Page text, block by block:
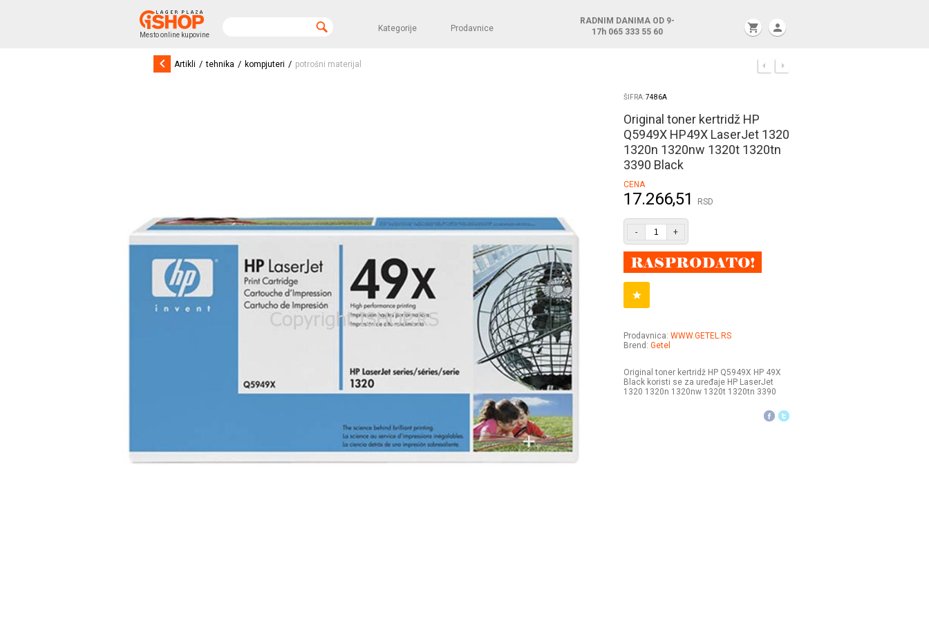
Mesto online kupovine
Kategorije Prodavnice
RADNIM DANIMA OD 9-
17h 065 333 55 60 shopping_cart person
keyboard_arrow_left Artikli / tehnika / kompjuteri / potrošni materijal
ŠIFRA:7486A
Original toner kertridž HP
Q5949X HP49X LaserJet 1320
1320n 1320nw 1320t 1320tn
3390 Black
CENA
17.266,51 RSD
- +
Prodavnica: WWW.GETEL.RS
Brend: Getel
Original toner kertridž HP Q5949X HP 49X
Black koristi se za uređaje HP LaserJet
1320 1320n 1320nw 1320t 1320tn 3390